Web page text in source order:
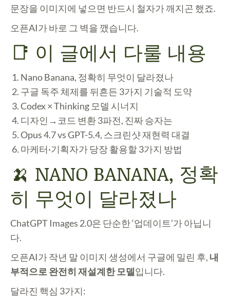
문장을 이미지에 넣으면 반드시 철자가 깨지곤 했죠.
오픈AI가 바로 그 벽을 깼습니다.
📑 이 글에서 다룰 내용
Nano Banana, 정확히 무엇이 달라졌나
구글 독주 체제를 뒤흔든 3가지 기술적 도약
Codex × Thinking 모델 시너지
디자인→코드 변환 3파전, 진짜 승자는
Opus 4.7 vs GPT-5.4, 스크린샷 재현력 대결
마케터·기획자가 당장 활용할 3가지 방법
🍌 NANO BANANA, 정확
히 무엇이 달라졌나
ChatGPT Images 2.0은 단순한 ‘업데이트’가 아닙니
다.
오픈AI가 작년 말 이미지 생성에서 구글에 밀린 후, 내
부적으로 완전히 재설계한 모델입니다.
달라진 핵심 3가지: